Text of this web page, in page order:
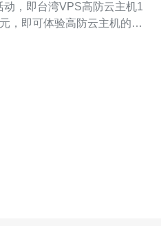
，即台湾VPS高防云主机1
，即可体验高防云主机的稳
月1日，用户可在这段时